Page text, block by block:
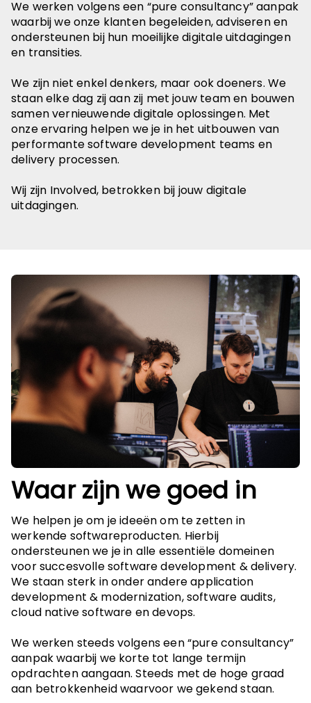
We werken volgens een “pure consultancy” aanpak
waarbij we onze klanten begeleiden, adviseren en
ondersteunen bij hun moeilijke digitale uitdagingen
en transities.
We zijn niet enkel denkers, maar ook doeners. We
staan elke dag zij aan zij met jouw team en bouwen
samen vernieuwende digitale oplossingen. Met
onze ervaring helpen we je in het uitbouwen van
performante software development teams en
delivery processen.
Wij zijn Involved, betrokken bij jouw digitale
uitdagingen.
Waar zijn we goed in
We helpen je om je ideeën om te zetten in
werkende softwareproducten. Hierbij
ondersteunen we je in alle essentiële domeinen
voor succesvolle software development & delivery.
We staan sterk in onder andere application
development & modernization, software audits,
cloud native software en devops.
We werken steeds volgens een “pure consultancy”
aanpak waarbij we korte tot lange termijn
opdrachten aangaan. Steeds met de hoge graad
aan betrokkenheid waarvoor we gekend staan.